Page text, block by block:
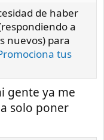
de haber
a
nuevos) para
tus
gente ya me
solo poner